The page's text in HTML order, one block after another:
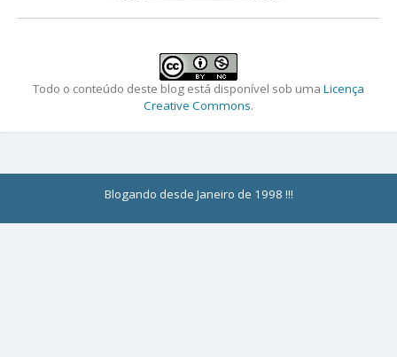
Todo o conteúdo deste blog está disponível sob uma Licença
Creative Commons.
Blogando desde Janeiro de 1998 !!!